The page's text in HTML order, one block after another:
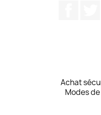
Achat
Modes